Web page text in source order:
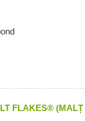
FLAKES® (MALȚ